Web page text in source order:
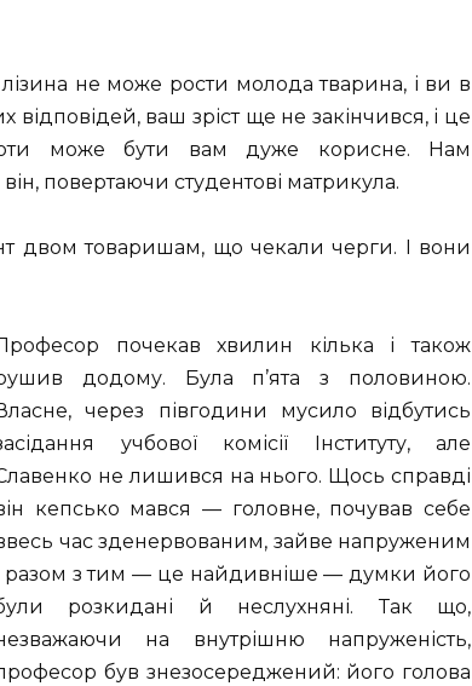
не може рости молода тварина, і ви в
відповідей, ваш зріст ще не закінчився, і це
може бути вам дуже корисне. Нам
повертаючи студентові матрикула.
двом товаришам, що чекали черги. І вони
почекав хвилин кілька і також
додому. Була п’ята з половиною.
через півгодини мусило відбутись
учбової комісії Інституту, але
не лишився на нього. Щось справді
кепсько мався — головне, почував себе
час зденервованим, зайве напруженим
разом з тим — це найдивніше — думки його
розкидані й неслухняні. Так що,
на внутрішню напруженість,
був знезосереджений: його голова